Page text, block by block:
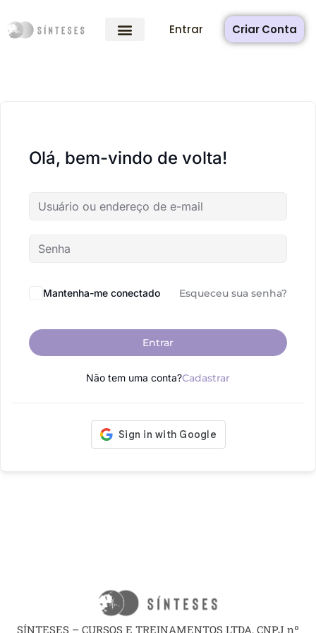
Entrar Criar Conta
Olá, bem-vindo de volta!
Mantenha-me conectado Esqueceu sua senha?
Entrar
Não tem uma conta?Cadastrar
SÍNTESES – CURSOS E TREINAMENTOS LTDA, CNPJ nº